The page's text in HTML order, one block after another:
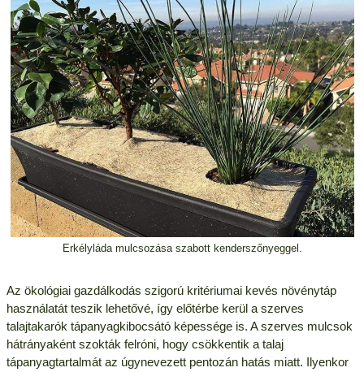
Erkélyláda mulcsozása szabott kenderszőnyeggel.
Az ökológiai gazdálkodás szigorú kritériumai kevés növénytáp
használatát teszik lehetővé, így előtérbe kerül a szerves
talajtakarók tápanyagkibocsátó képessége is. A szerves mulcsok
hátrányaként szokták felróni, hogy csökkentik a talaj
tápanyagtartalmát az úgynevezett pentozán hatás miatt. Ilyenkor